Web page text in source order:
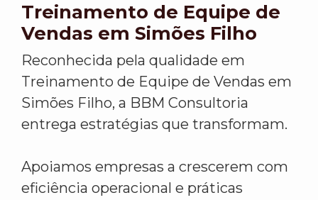
Treinamento de Equipe de
Vendas em Simões Filho
Reconhecida pela qualidade em
Treinamento de Equipe de Vendas em
Simões Filho, a BBM Consultoria
entrega estratégias que transformam.
Apoiamos empresas a crescerem com
eficiência operacional e práticas